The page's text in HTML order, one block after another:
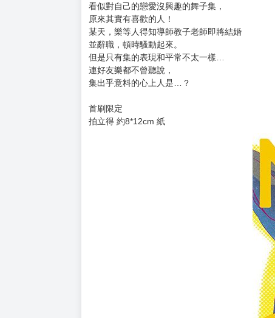
看似對自己的戀愛沒興趣的舞子集，
原來其實有喜歡的人！
某天，樂等人得知導師教子老師即將結婚
並辭職，頓時騷動起來。
但是只有集的表現和平常不太一樣…
連好友樂都不曾聽說，
集出乎意料的心上人是…？
首刷限定
拍立得 約8*12cm 紙